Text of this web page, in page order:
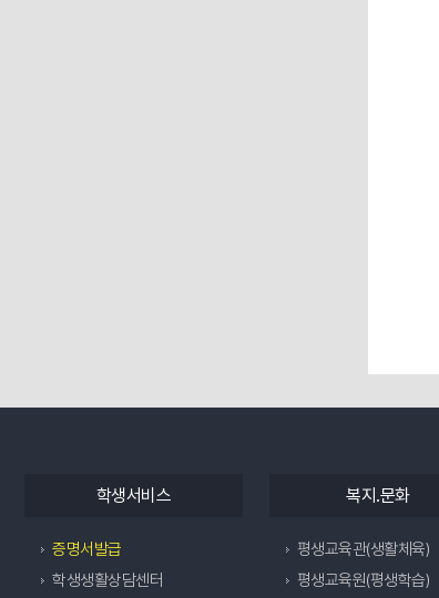
학생서비스
증명서발급
학생생활상담센터
복지.문화
평생교육관(생활체육)
평생교육원(평생학습)